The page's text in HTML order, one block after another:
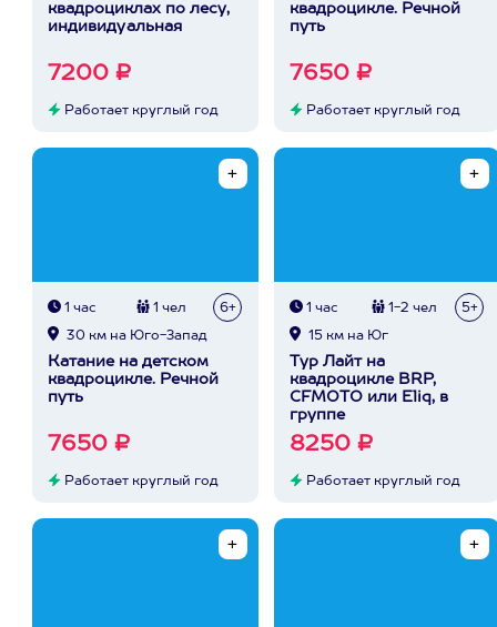
квадроциклах по лесу,
индивидуальная
7200 ₽
Работает круглый год
квадроцикле. Речной
путь
7650 ₽
Работает круглый год
1 час 1 чел 6+
30 км на Юго-Запад
Катание на детском
квадроцикле. Речной
путь
7650 ₽
Работает круглый год
1 час 1-2 чел 5+
15 км на Юг
Тур Лайт на
квадроцикле BRP,
CFMOTO или Eliq, в
группе
8250 ₽
Работает круглый год